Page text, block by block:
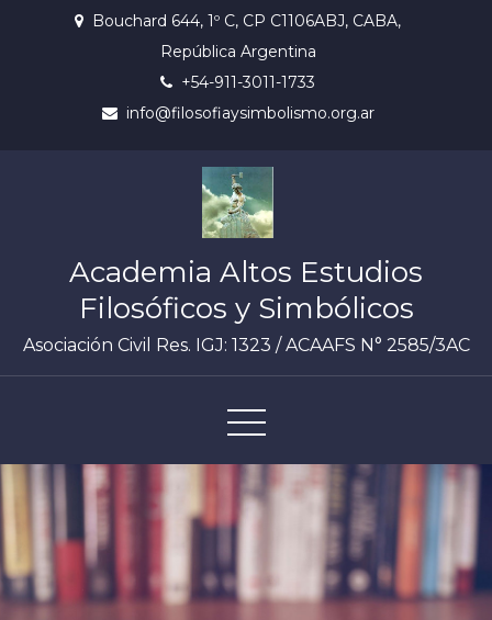
Bouchard 644, 1º C, CP C1106ABJ, CABA,
República Argentina
+54-911-3011-1733
info@filosofiaysimbolismo.org.ar
Academia Altos Estudios
Filosóficos y Simbólicos
Asociación Civil Res. IGJ: 1323 / ACAAFS N° 2585/3AC